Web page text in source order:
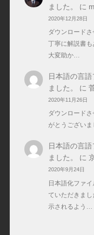
ました。
に
2020年12月28日
ダウンロード
丁寧に解説書
大変助か…
日本語の言
ました。
に
2020年11月26日
ダウンロード
がとうございま
日本語の言
ました。
に
2020年9月24日
日本語化ファ
ていただきま
示されるよう…